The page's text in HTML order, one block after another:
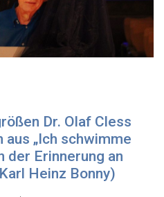
Dr. Olaf Cless
„Ich schwimme
der Erinnerung an
Heinz Bonny)